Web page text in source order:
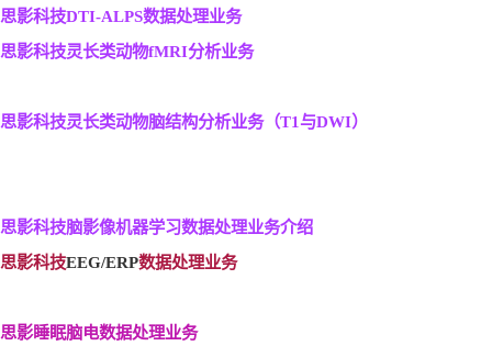
思影科技DTI-ALPS数据处理业务
思影科技灵长类动物fMRI分析业务
思影科技灵长类动物脑结构分析业务（T1与DWI）
思影科技脑影像机器学习数据处理业务介绍
思影科技EEG/ERP数据处理业务
思影睡眠脑电数据处理业务